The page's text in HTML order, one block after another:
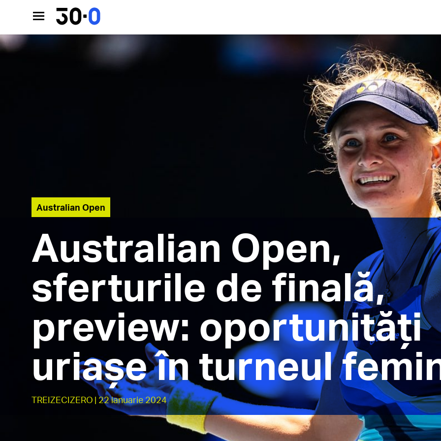
Australian Open
Australian Open,
sferturile de finală,
preview: oportunități
uriașe în turneul
TREIZECIZERO | 22 ianuarie 2024